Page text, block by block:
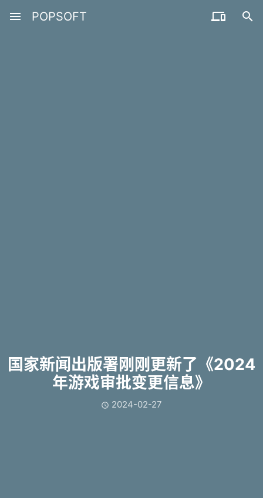
menu POPSOFT  
国家新闻出版署刚刚更新了《2024
年游戏审批变更信息》
 2024-02-27